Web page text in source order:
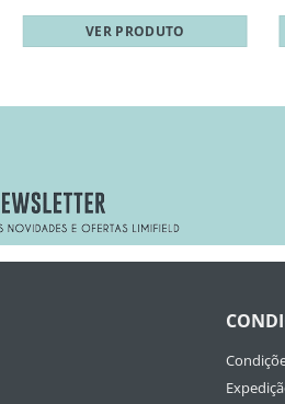
VER PRODUTO